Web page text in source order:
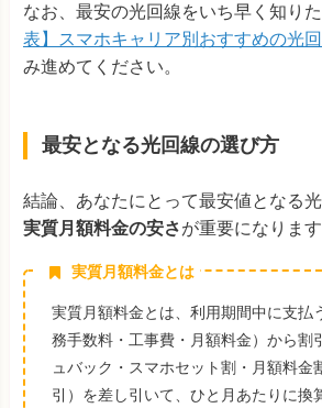
なお、最安の光回線をいち早く知りた
表】スマホキャリア別おすすめの光
み進めてください。
最安となる光回線の選び方
結論、あなたにとって最安値となる光
実質月額料金の安さが重要になります
実質月額料金とは
実質月額料金とは、利用期間中に支払
務手数料・工事費・月額料金）から割
ュバック・スマホセット割・月額料金
引）を差し引いて、ひと月あたりに換